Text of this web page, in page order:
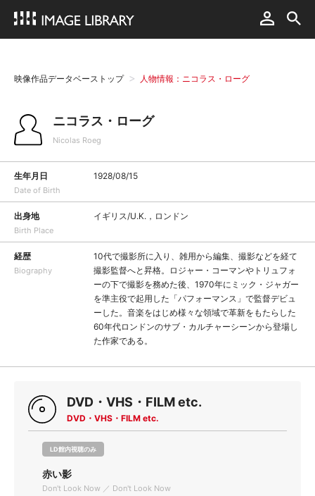
映像作品データベーストップ 人物情報：ニコラス・ローグ
ニコラス・ローグ
Nicolas Roeg
生年月日
Date of Birth
1928/08/15
出身地
Birth Place
イギリス/U.K.，ロンドン
経歴
Biography
10代で撮影所に入り、雑用から編集、撮影などを経て
撮影監督へと昇格。ロジャー・コーマンやトリュフォ
ーの下で撮影を務めた後、1970年にミック・ジャガー
を準主役で起用した「パフォーマンス」で監督デビュ
ーした。音楽をはじめ様々な領域で革新をもたらした
60年代ロンドンのサブ・カルチャーシーンから登場し
た作家である。
DVD・VHS・FILM etc.
DVD・VHS・FILM etc.
LD館内視聴のみ
赤い影
Don't Look Now ／ Don't Look Now